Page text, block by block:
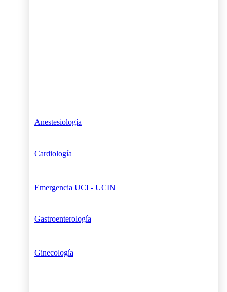
Anestesiología
Cardiología
Emergencia UCI - UCIN
Gastroenterología
Ginecología